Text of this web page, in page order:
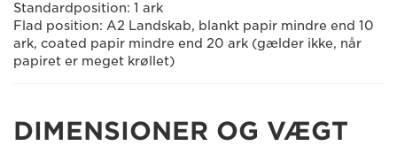
Standardposition: 1 ark
Flad position: A2 Landskab, blankt papir mindre end 10
ark, coated papir mindre end 20 ark (gælder ikke, når
papiret er meget krøllet)
DIMENSIONER OG VÆGT